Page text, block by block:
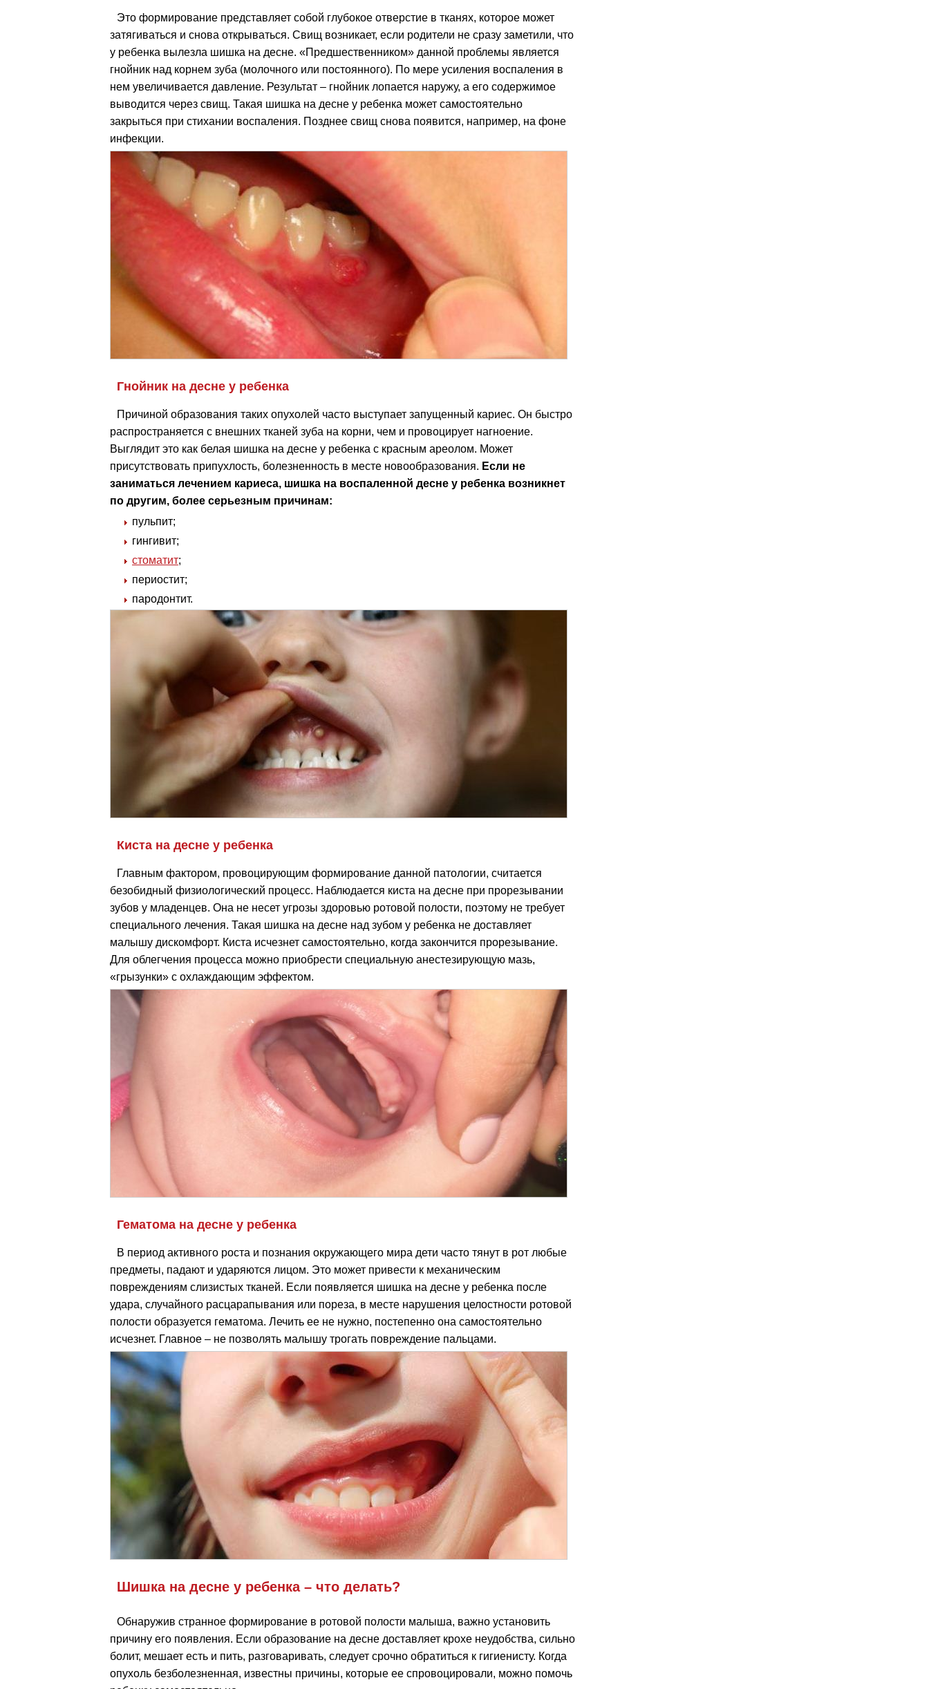
Это формирование представляет собой глубокое отверстие в тканях, которое может
затягиваться и снова открываться. Свищ возникает, если родители не сразу заметили, что
у ребенка вылезла шишка на десне. «Предшественником» данной проблемы является
гнойник над корнем зуба (молочного или постоянного). По мере усиления воспаления в
нем увеличивается давление. Результат – гнойник лопается наружу, а его содержимое
выводится через свищ. Такая шишка на десне у ребенка может самостоятельно
закрыться при стихании воспаления. Позднее свищ снова появится, например, на фоне
инфекции.
Гнойник на десне у ребенка
Причиной образования таких опухолей часто выступает запущенный кариес. Он быстро
распространяется с внешних тканей зуба на корни, чем и провоцирует нагноение.
Выглядит это как белая шишка на десне у ребенка с красным ареолом. Может
присутствовать припухлость, болезненность в месте новообразования. Если не
заниматься лечением кариеса, шишка на воспаленной десне у ребенка возникнет
по другим, более серьезным причинам:
пульпит;
гингивит;
стоматит;
периостит;
пародонтит.
Киста на десне у ребенка
Главным фактором, провоцирующим формирование данной патологии, считается
безобидный физиологический процесс. Наблюдается киста на десне при прорезывании
зубов у младенцев. Она не несет угрозы здоровью ротовой полости, поэтому не требует
специального лечения. Такая шишка на десне над зубом у ребенка не доставляет
малышу дискомфорт. Киста исчезнет самостоятельно, когда закончится прорезывание.
Для облегчения процесса можно приобрести специальную анестезирующую мазь,
«грызунки» с охлаждающим эффектом.
Гематома на десне у ребенка
В период активного роста и познания окружающего мира дети часто тянут в рот любые
предметы, падают и ударяются лицом. Это может привести к механическим
повреждениям слизистых тканей. Если появляется шишка на десне у ребенка после
удара, случайного расцарапывания или пореза, в месте нарушения целостности ротовой
полости образуется гематома. Лечить ее не нужно, постепенно она самостоятельно
исчезнет. Главное – не позволять малышу трогать повреждение пальцами.
Шишка на десне у ребенка – что делать?
Обнаружив странное формирование в ротовой полости малыша, важно установить
причину его появления. Если образование на десне доставляет крохе неудобства, сильно
болит, мешает есть и пить, разговаривать, следует срочно обратиться к гигиенисту. Когда
опухоль безболезненная, известны причины, которые ее спровоцировали, можно помочь